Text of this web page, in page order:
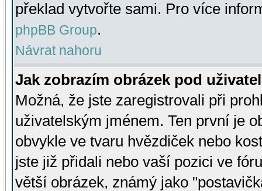
překlad vytvořte sami. Pro více
phpBB Group.
Návrat nahoru
Jak zobrazím obrázek pod
Možná, že jste zaregistrovali při
uživatelským jménem. Ten první je
obvykle ve tvaru hvězdiček nebo
jste již přidali nebo vaší pozici ve
větší obrázek, známý jako